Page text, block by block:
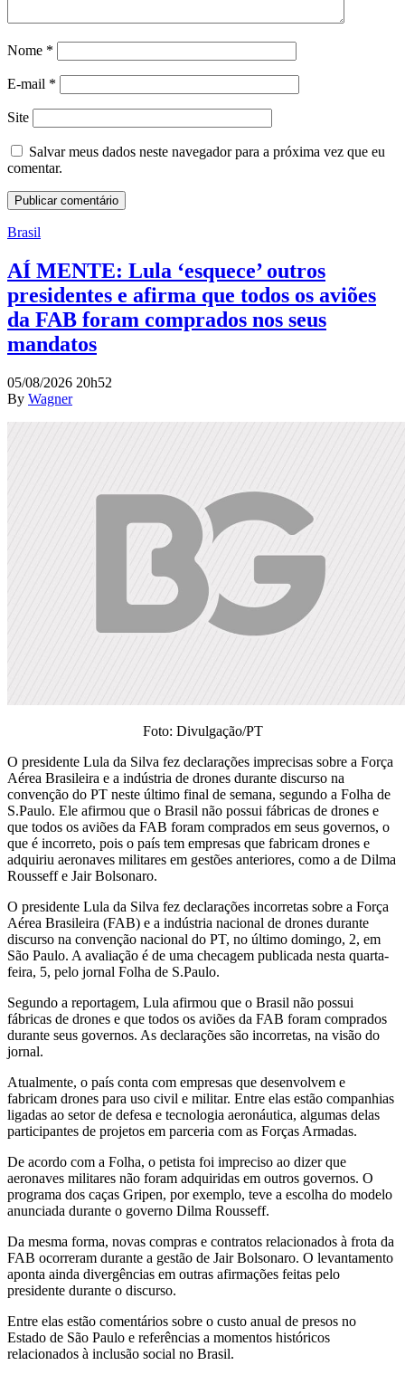
Nome *
E-mail *
Site
Salvar meus dados neste navegador para a próxima vez que eu
comentar.
Brasil
AÍ MENTE: Lula ‘esquece’ outros
presidentes e afirma que todos os aviões
da FAB foram comprados nos seus
mandatos
05/08/2026 20h52
By Wagner
Foto: Divulgação/PT
O presidente Lula da Silva fez declarações imprecisas sobre a Força
Aérea Brasileira e a indústria de drones durante discurso na
convenção do PT neste último final de semana, segundo a Folha de
S.Paulo. Ele afirmou que o Brasil não possui fábricas de drones e
que todos os aviões da FAB foram comprados em seus governos, o
que é incorreto, pois o país tem empresas que fabricam drones e
adquiriu aeronaves militares em gestões anteriores, como a de Dilma
Rousseff e Jair Bolsonaro.
O presidente Lula da Silva fez declarações incorretas sobre a Força
Aérea Brasileira (FAB) e a indústria nacional de drones durante
discurso na convenção nacional do PT, no último domingo, 2, em
São Paulo. A avaliação é de uma checagem publicada nesta quarta-
feira, 5, pelo jornal Folha de S.Paulo.
Segundo a reportagem, Lula afirmou que o Brasil não possui
fábricas de drones e que todos os aviões da FAB foram comprados
durante seus governos. As declarações são incorretas, na visão do
jornal.
Atualmente, o país conta com empresas que desenvolvem e
fabricam drones para uso civil e militar. Entre elas estão companhias
ligadas ao setor de defesa e tecnologia aeronáutica, algumas delas
participantes de projetos em parceria com as Forças Armadas.
De acordo com a Folha, o petista foi impreciso ao dizer que
aeronaves militares não foram adquiridas em outros governos. O
programa dos caças Gripen, por exemplo, teve a escolha do modelo
anunciada durante o governo Dilma Rousseff.
Da mesma forma, novas compras e contratos relacionados à frota da
FAB ocorreram durante a gestão de Jair Bolsonaro. O levantamento
aponta ainda divergências em outras afirmações feitas pelo
presidente durante o discurso.
Entre elas estão comentários sobre o custo anual de presos no
Estado de São Paulo e referências a momentos históricos
relacionados à inclusão social no Brasil.